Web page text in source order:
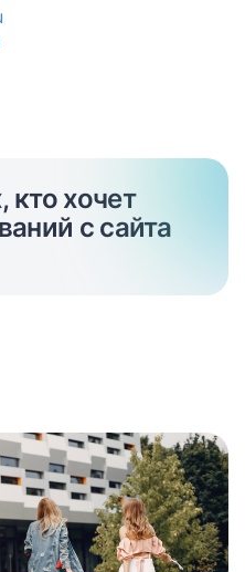
кто хочет
с сайта